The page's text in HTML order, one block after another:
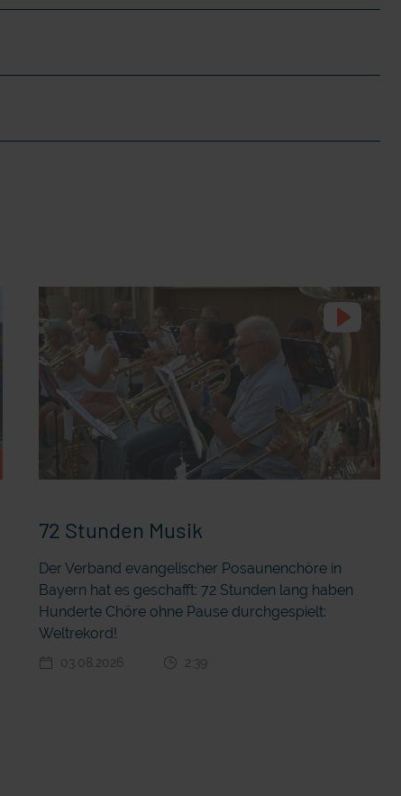
72 Stunden Musik
Der Verband evangelischer Posaunenchöre in
Bayern hat es geschafft: 72 Stunden lang haben
Hunderte Chöre ohne Pause durchgespielt:
Weltrekord!
03.08.2026 2:39